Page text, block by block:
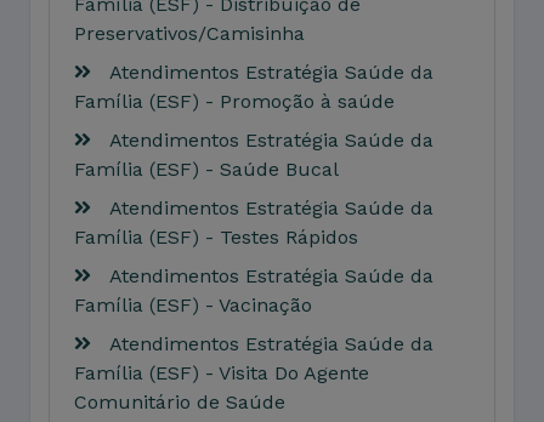
Preservativos/Camisinha
Atendimentos Estratégia Saúde da
Família (ESF) - Promoção à saúde
Atendimentos Estratégia Saúde da
Família (ESF) - Saúde Bucal
Atendimentos Estratégia Saúde da
Família (ESF) - Testes Rápidos
Atendimentos Estratégia Saúde da
Família (ESF) - Vacinação
Atendimentos Estratégia Saúde da
Família (ESF) - Visita Do Agente
Comunitário de Saúde